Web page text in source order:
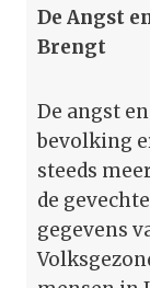
De Angst
Brengt
De angst
bevolking
steeds
de
gegevens